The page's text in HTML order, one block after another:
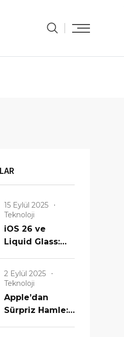
15 Eylül 2025
Teknoloji
iOS 26 ve
Liquid Glass:
Güncellemesi
Geldi!
2 Eylül 2025
Teknoloji
Apple’dan
Sürpriz Hamle: